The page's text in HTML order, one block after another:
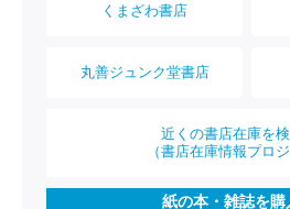
くまざわ書店
丸善ジュンク堂書店
近くの書店在庫を
（書店在庫情報プロジ
紙の本・雑誌を購